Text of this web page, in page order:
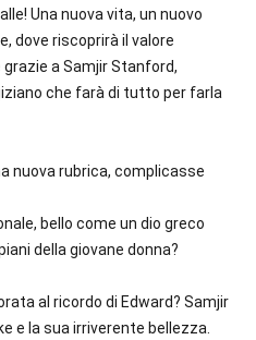
Una nuova vita, un nuovo
dove riscoprirà il valore
grazie a Samjir Stanford,
che farà di tutto per farla
nuova rubrica, complicasse
bello come un dio greco
della giovane donna?
al ricordo di Edward? Samjir
e la sua irriverente bellezza.